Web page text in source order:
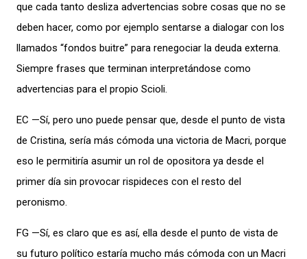
que cada tanto desliza advertencias sobre cosas que no se
deben hacer, como por ejemplo sentarse a dialogar con los
llamados “fondos buitre” para renegociar la deuda externa.
Siempre frases que terminan interpretándose como
advertencias para el propio Scioli.
EC —Sí, pero uno puede pensar que, desde el punto de vista
de Cristina, sería más cómoda una victoria de Macri, porque
eso le permitiría asumir un rol de opositora ya desde el
primer día sin provocar rispideces con el resto del
peronismo.
FG —Sí, es claro que es así, ella desde el punto de vista de
su futuro político estaría mucho más cómoda con un Macri